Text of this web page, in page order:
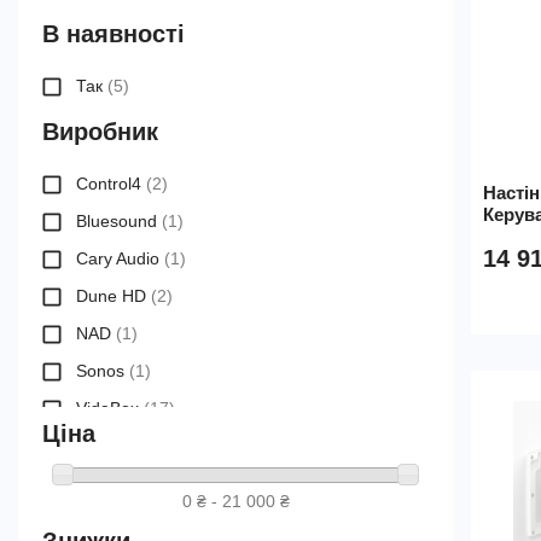
14
В наявності
Так (5)
Виробник
Control4 (2)
Bluesound (1)
Cary Audio (1)
Dune HD (2)
NAD (1)
Sonos (1)
VidaBox (17)
Ціна
0 ₴ - 21 000 ₴